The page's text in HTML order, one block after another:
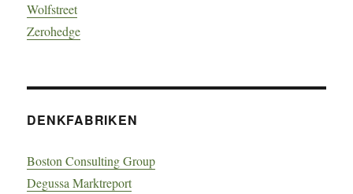
Wolfstreet
Zerohedge
DENKFABRIKEN
Boston Consulting Group
Degussa Marktreport